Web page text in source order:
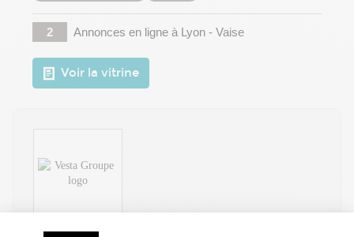
2 Annonces en ligneà Lyon - Vaise
Voir la vitrine